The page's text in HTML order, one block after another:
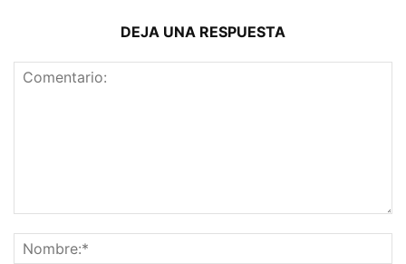
DEJA UNA RESPUESTA